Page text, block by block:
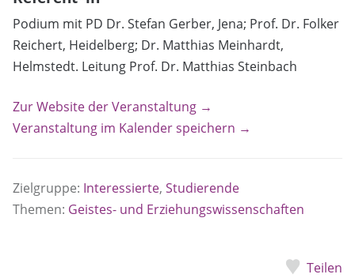
Podium mit PD Dr. Stefan Gerber, Jena; Prof. Dr. Folker
Reichert, Heidelberg; Dr. Matthias Meinhardt,
Helmstedt. Leitung Prof. Dr. Matthias Steinbach
Zur Website der Veranstaltung →
Veranstaltung im Kalender speichern →
Zielgruppe: Interessierte, Studierende
Themen: Geistes- und Erziehungswissenschaften
Teilen